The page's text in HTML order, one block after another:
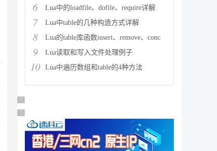
6 Lua中的loadfile、dofile、require详解
7 Lua中table的几种构造方式详解
8 Lua的table库函数insert、remove、conc
9 Lua读取和写入文件处理例子
10 Lua中遍历数组和table的4种方法
广告 商业广告，理性选择
广告 商业广告，理性选择